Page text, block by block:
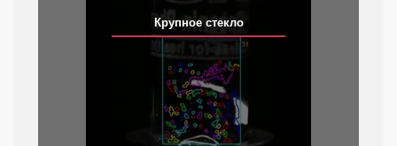
Крупное стекло